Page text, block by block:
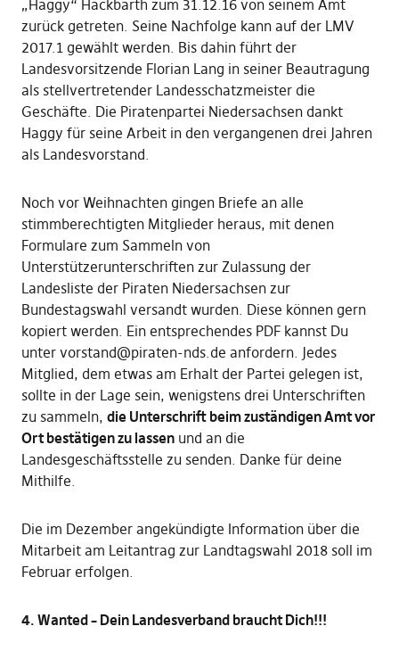
„Haggy“ Hackbarth zum 31.12.16 von seinem Amt
zurück getreten. Seine Nachfolge kann auf der LMV
2017.1 gewählt werden. Bis dahin führt der
Landesvorsitzende Florian Lang in seiner Beautragung
als stellvertretender Landesschatzmeister die
Geschäfte. Die Piratenpartei Niedersachsen dankt
Haggy für seine Arbeit in den vergangenen drei Jahren
als Landesvorstand.
Noch vor Weihnachten gingen Briefe an alle
stimmberechtigten Mitglieder heraus, mit denen
Formulare zum Sammeln von
Unterstützerunterschriften zur Zulassung der
Landesliste der Piraten Niedersachsen zur
Bundestagswahl versandt wurden. Diese können gern
kopiert werden. Ein entsprechendes PDF kannst Du
unter vorstand@piraten-nds.de anfordern. Jedes
Mitglied, dem etwas am Erhalt der Partei gelegen ist,
sollte in der Lage sein, wenigstens drei Unterschriften
zu sammeln, die Unterschrift beim zuständigen Amt vor
Ort bestätigen zu lassenund an die
Landesgeschäftsstelle zu senden. Danke für deine
Mithilfe.
Die im Dezember angekündigte Information über die
Mitarbeit am Leitantrag zur Landtagswahl 2018 soll im
Februar erfolgen.
4. Wanted – Dein Landesverband braucht Dich!!!